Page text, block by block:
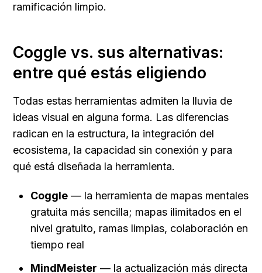
ramificación limpio.
Coggle vs. sus alternativas:
entre qué estás eligiendo
Todas estas herramientas admiten la lluvia de
ideas visual en alguna forma. Las diferencias
radican en la estructura, la integración del
ecosistema, la capacidad sin conexión y para
qué está diseñada la herramienta.
Coggle — la herramienta de mapas mentales
gratuita más sencilla; mapas ilimitados en el
nivel gratuito, ramas limpias, colaboración en
tiempo real
MindMeister — la actualización más directa